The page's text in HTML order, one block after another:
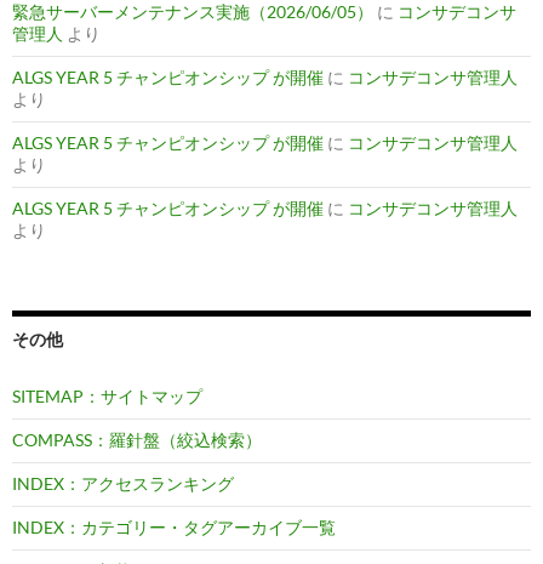
緊急サーバーメンテナンス実施（2026/06/05） に コンサデコンサ
管理人 より
ALGS YEAR 5 チャンピオンシップ が開催 に コンサデコンサ管理人
より
ALGS YEAR 5 チャンピオンシップ が開催 に コンサデコンサ管理人
より
ALGS YEAR 5 チャンピオンシップ が開催 に コンサデコンサ管理人
より
その他
SITEMAP：サイトマップ
COMPASS：羅針盤（絞込検索）
INDEX：アクセスランキング
INDEX：カテゴリー・タグアーカイブ一覧